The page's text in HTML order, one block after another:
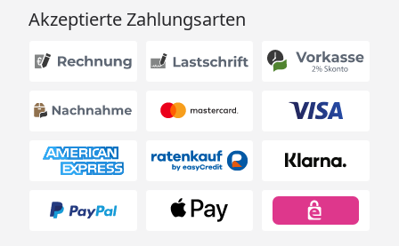
Akzeptierte Zahlungsarten